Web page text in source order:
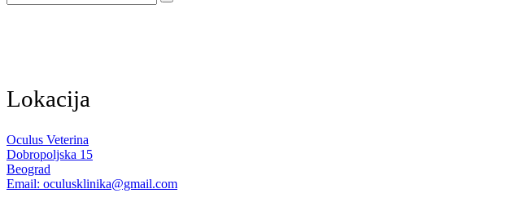
Lokacija
Oculus Veterina
Dobropoljska 15
Beograd
Email: oculusklinika@gmail.com